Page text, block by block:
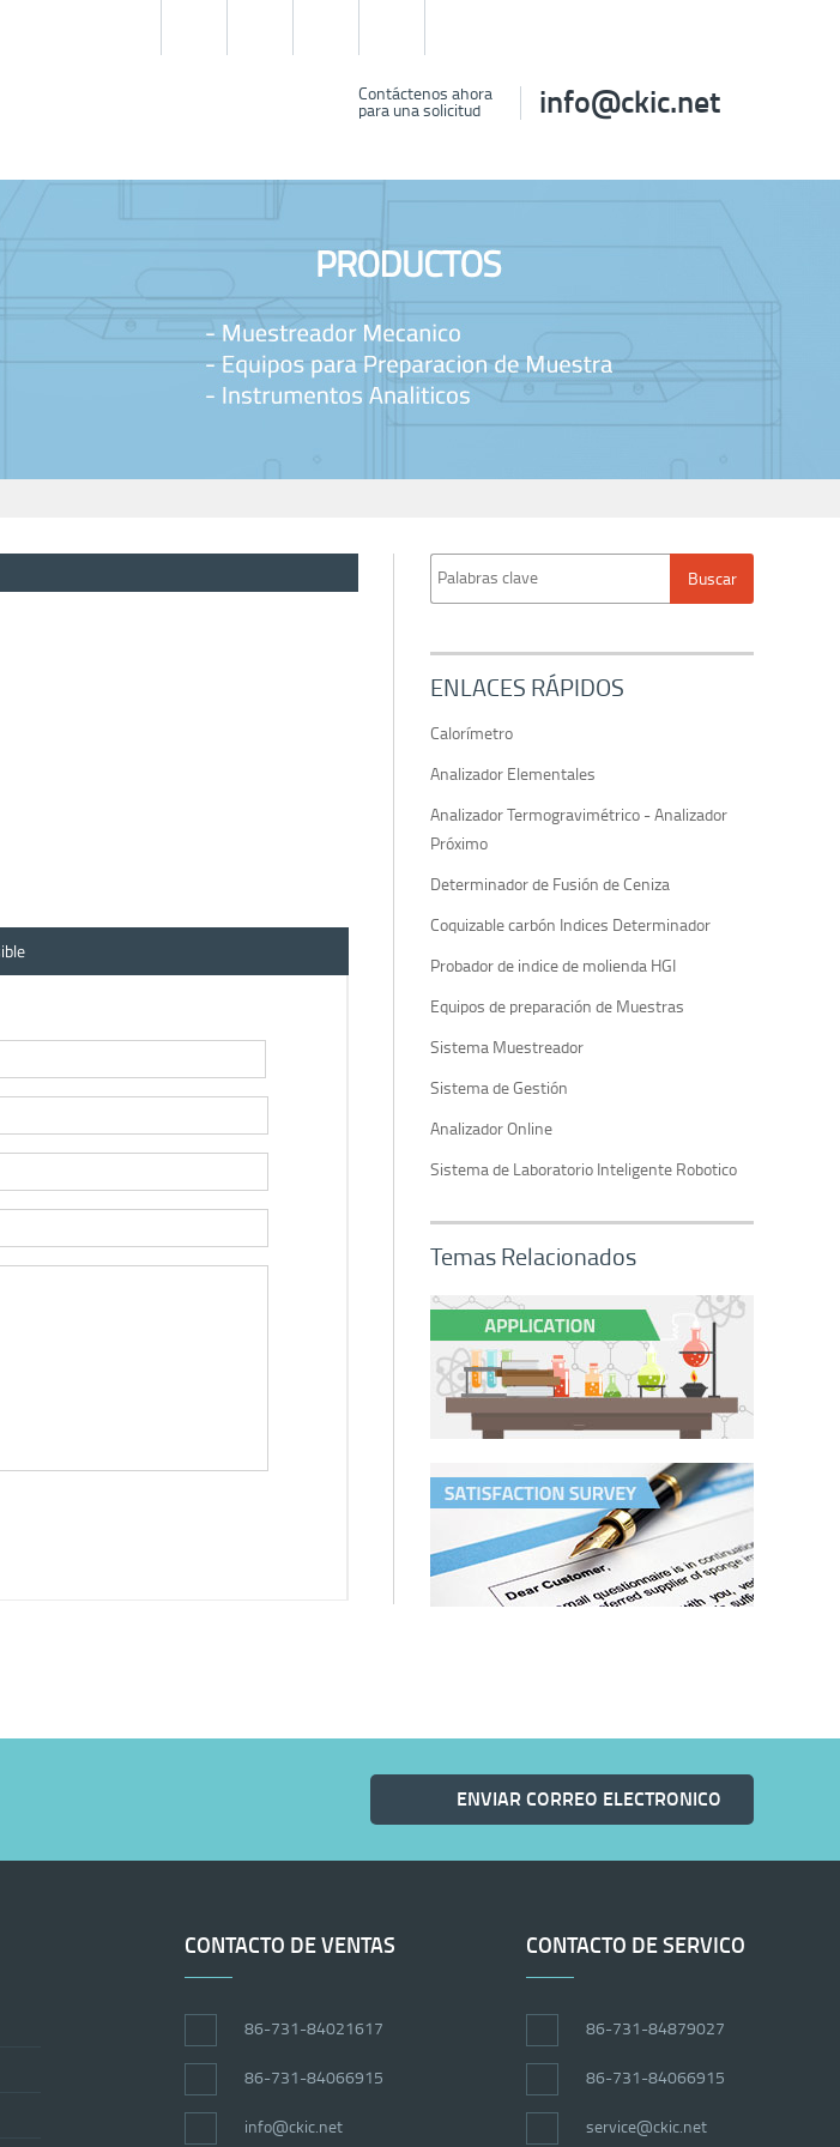
Contáctenos ahora
para una solicitud
info@ckic.net
ENLACES RÁPIDOS
Calorímetro
Analizador Elementales
Analizador Termogravimétrico - Analizador
Próximo
Determinador de Fusión de Ceniza
Coquizable carbón Indices Determinador
Probador de indice de molienda HGI
Equipos de preparación de Muestras
Sistema Muestreador
Sistema de Gestión
Analizador Online
Sistema de Laboratorio Inteligente Robotico
Temas Relacionados
ENVIAR CORREO ELECTRONICO
CONTACTO DE VENTAS
86-731-84021617
86-731-84066915
info@ckic.net
CONTACTO DE SERVICO
86-731-84879027
86-731-84066915
service@ckic.net